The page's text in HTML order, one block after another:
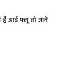
है आई फ्लू तो जानें